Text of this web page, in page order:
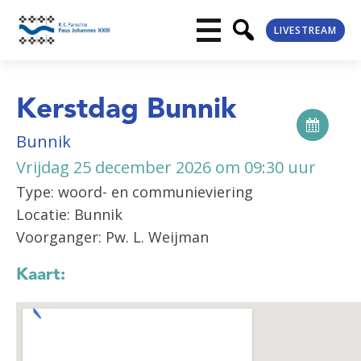
LIVESTREAM
Kerstdag Bunnik
Bunnik
Vrijdag 25 december 2026 om 09:30 uur
Type: woord- en communieviering
Locatie: Bunnik
Voorganger: Pw. L. Weijman
Kaart: